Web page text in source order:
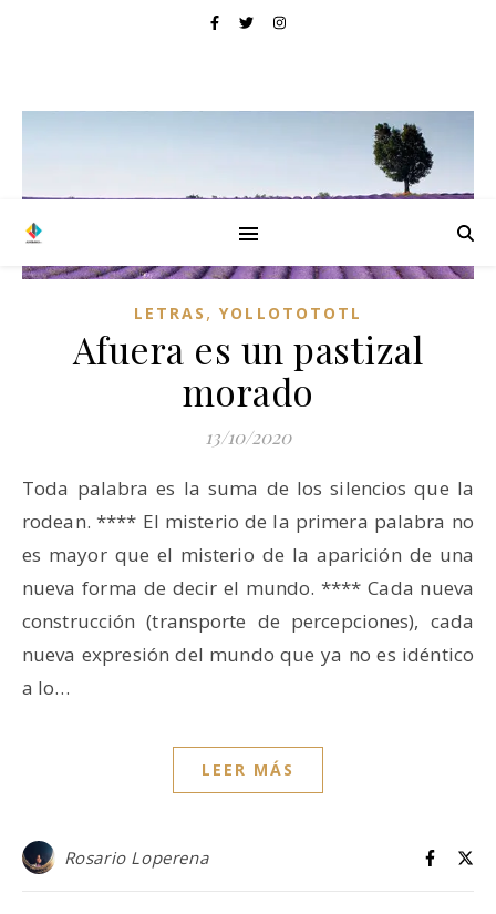
LETRAS ,YOLLOTOTOTL
Afuera es un pastizal
morado
13/10/2020
Toda palabra es la suma de los silencios que la
rodean. **** El misterio de la primera palabra no
es mayor que el misterio de la aparición de una
nueva forma de decir el mundo. **** Cada nueva
construcción (transporte de percepciones), cada
nueva expresión del mundo que ya no es idéntico
a lo…
LEER MÁS
Rosario Loperena